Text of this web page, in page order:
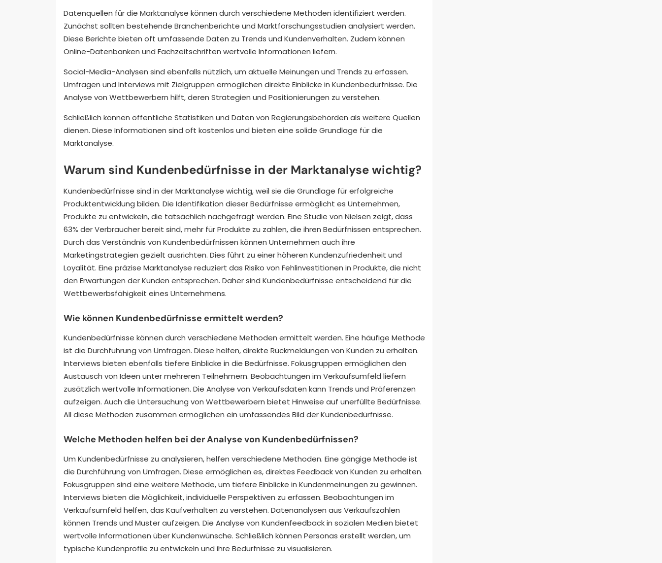
Datenquellen für die Marktanalyse können durch verschiedene Methoden identifiziert werden.
Zunächst sollten bestehende Branchenberichte und Marktforschungsstudien analysiert werden.
Diese Berichte bieten oft umfassende Daten zu Trends und Kundenverhalten. Zudem können
Online-Datenbanken und Fachzeitschriften wertvolle Informationen liefern.
Social-Media-Analysen sind ebenfalls nützlich, um aktuelle Meinungen und Trends zu erfassen.
Umfragen und Interviews mit Zielgruppen ermöglichen direkte Einblicke in Kundenbedürfnisse. Die
Analyse von Wettbewerbern hilft, deren Strategien und Positionierungen zu verstehen.
Schließlich können öffentliche Statistiken und Daten von Regierungsbehörden als weitere Quellen
dienen. Diese Informationen sind oft kostenlos und bieten eine solide Grundlage für die
Marktanalyse.
Warum sind Kundenbedürfnisse in der Marktanalyse wichtig?
Kundenbedürfnisse sind in der Marktanalyse wichtig, weil sie die Grundlage für erfolgreiche
Produktentwicklung bilden. Die Identifikation dieser Bedürfnisse ermöglicht es Unternehmen,
Produkte zu entwickeln, die tatsächlich nachgefragt werden. Eine Studie von Nielsen zeigt, dass
63% der Verbraucher bereit sind, mehr für Produkte zu zahlen, die ihren Bedürfnissen entsprechen.
Durch das Verständnis von Kundenbedürfnissen können Unternehmen auch ihre
Marketingstrategien gezielt ausrichten. Dies führt zu einer höheren Kundenzufriedenheit und
Loyalität. Eine präzise Marktanalyse reduziert das Risiko von Fehlinvestitionen in Produkte, die nicht
den Erwartungen der Kunden entsprechen. Daher sind Kundenbedürfnisse entscheidend für die
Wettbewerbsfähigkeit eines Unternehmens.
Wie können Kundenbedürfnisse ermittelt werden?
Kundenbedürfnisse können durch verschiedene Methoden ermittelt werden. Eine häufige Methode
ist die Durchführung von Umfragen. Diese helfen, direkte Rückmeldungen von Kunden zu erhalten.
Interviews bieten ebenfalls tiefere Einblicke in die Bedürfnisse. Fokusgruppen ermöglichen den
Austausch von Ideen unter mehreren Teilnehmern. Beobachtungen im Verkaufsumfeld liefern
zusätzlich wertvolle Informationen. Die Analyse von Verkaufsdaten kann Trends und Präferenzen
aufzeigen. Auch die Untersuchung von Wettbewerbern bietet Hinweise auf unerfüllte Bedürfnisse.
All diese Methoden zusammen ermöglichen ein umfassendes Bild der Kundenbedürfnisse.
Welche Methoden helfen bei der Analyse von Kundenbedürfnissen?
Um Kundenbedürfnisse zu analysieren, helfen verschiedene Methoden. Eine gängige Methode ist
die Durchführung von Umfragen. Diese ermöglichen es, direktes Feedback von Kunden zu erhalten.
Fokusgruppen sind eine weitere Methode, um tiefere Einblicke in Kundenmeinungen zu gewinnen.
Interviews bieten die Möglichkeit, individuelle Perspektiven zu erfassen. Beobachtungen im
Verkaufsumfeld helfen, das Kaufverhalten zu verstehen. Datenanalysen aus Verkaufszahlen
können Trends und Muster aufzeigen. Die Analyse von Kundenfeedback in sozialen Medien bietet
wertvolle Informationen über Kundenwünsche. Schließlich können Personas erstellt werden, um
typische Kundenprofile zu entwickeln und ihre Bedürfnisse zu visualisieren.